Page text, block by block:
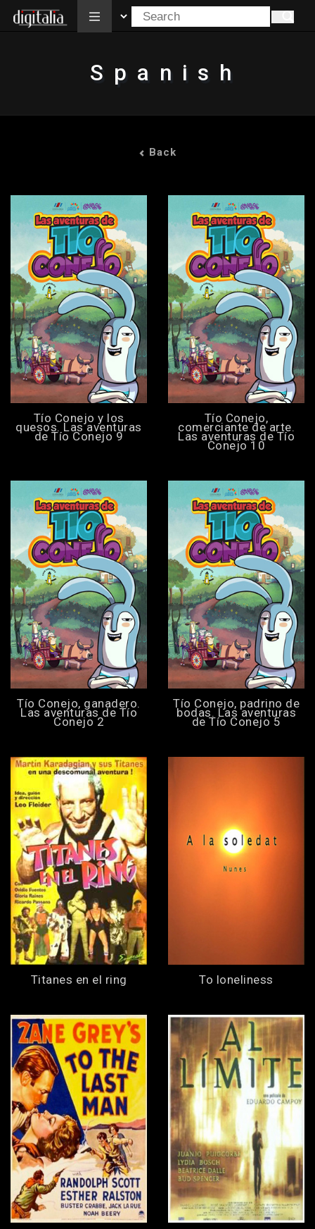
Spanish
Back
Tío Conejo y los
quesos. Las aventuras
de Tío Conejo 9
Tío Conejo,
comerciante de arte.
Las aventuras de Tío
Conejo 10
Tío Conejo, ganadero.
Las aventuras de Tío
Conejo 2
Tío Conejo, padrino de
bodas. Las aventuras
de Tío Conejo 5
Titanes en el ring To loneliness